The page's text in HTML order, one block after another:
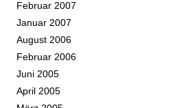
Februar 2007
Januar 2007
August 2006
Februar 2006
Juni 2005
April 2005